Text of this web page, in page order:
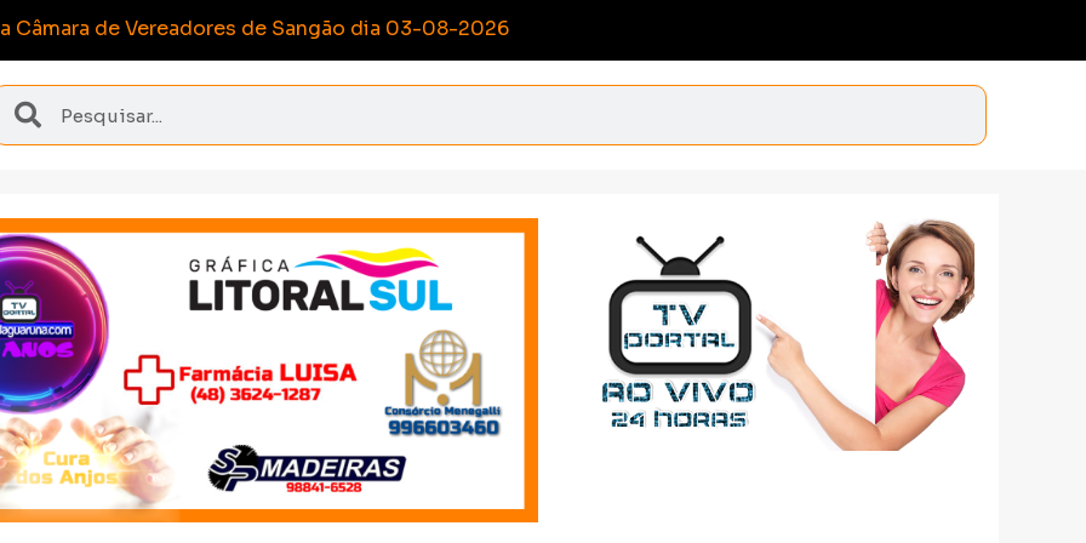
medalhas inéditas nos Joguinhos Abertos de Santa Catarina